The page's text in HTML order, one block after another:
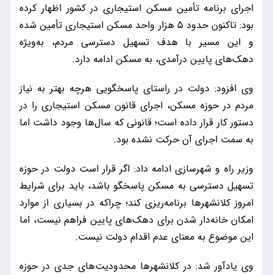
اجرای برنامه تأمین مسکن استیجاری در کشور اظهار کرده
بود: تاکنون حدود ۵ هزار واحد مسکن استیجاری تأمین شده
و این مسیر با هدف تسهیل دسترسی مردم، به‌ویژه
دهک‌های پایین درآمدی، به مسکن ادامه دارد.
وی افزود: دولت در راستای پاسخگویی هرچه بهتر به نیاز
مردم در حوزه مسکن، اجرای قانون مسکن استیجاری را در
دستور کار قرار داده است؛ قانونی که سال‌ها وجود داشت اما
به سمت اجرای آن حرکت نشده بود.
وزیر راه و شهرسازی ادامه داد: اگر قرار است دولت در حوزه
تسهیل دسترسی به مسکن پاسخگو باشد، باید برای شرایط
امروز کلانشهرها برنامه‌ریزی کند؛ چراکه در بسیاری از موارد
امکان خانه‌دار شدن برای دهک‌های پایین فراهم نیست، اما
این موضوع به معنای عدم اقدام دولت نیست.
وی یادآور شد: در کلانشهرها محدودیت‌های جدی در حوزه